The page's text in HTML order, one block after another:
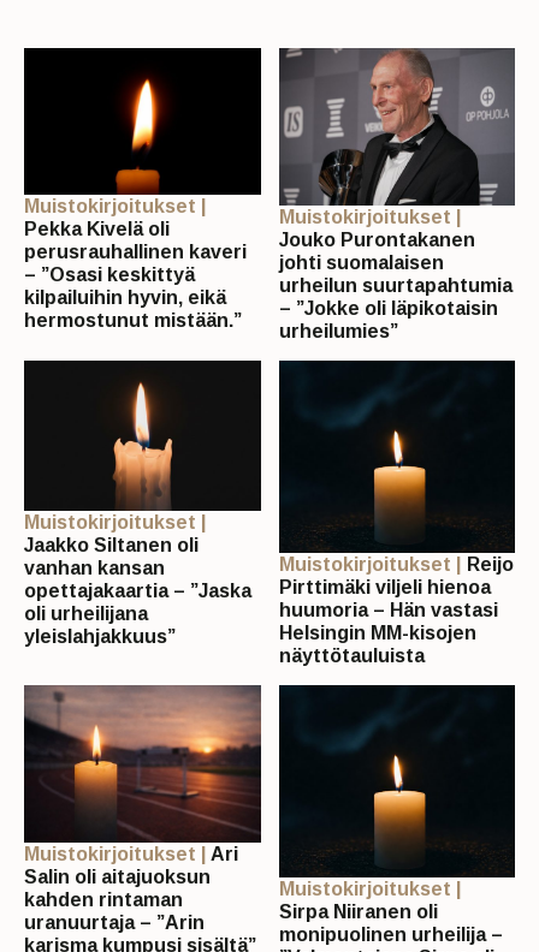
Muistokirjoitukset |
Pekka Kivelä oli
perusrauhallinen kaveri
– ”Osasi keskittyä
kilpailuihin hyvin, eikä
hermostunut mistään.”
Muistokirjoitukset |
Jouko Purontakanen
johti suomalaisen
urheilun suurtapahtumia
– ”Jokke oli läpikotaisin
urheilumies”
Muistokirjoitukset |
Jaakko Siltanen oli
vanhan kansan
opettajakaartia – ”Jaska
oli urheilijana
yleislahjakkuus”
Muistokirjoitukset |
Reijo
Pirttimäki viljeli hienoa
huumoria – Hän vastasi
Helsingin MM-kisojen
näyttötauluista
Muistokirjoitukset |
Ari
Salin oli aitajuoksun
kahden rintaman
uranuurtaja – ”Arin
karisma kumpusi sisältä”
Muistokirjoitukset |
Sirpa Niiranen oli
monipuolinen urheilija –